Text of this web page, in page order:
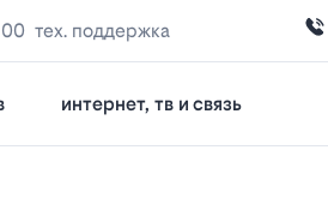
тех. поддержка
интернет, тв и связь